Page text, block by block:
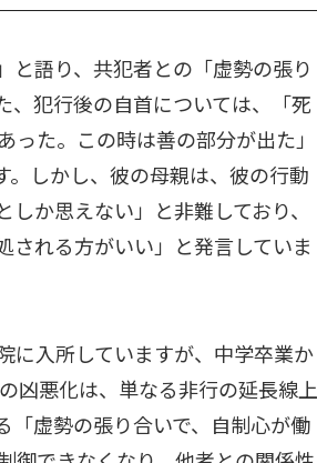
と語り、共犯者との「虚勢の張り
、犯行後の自首については、「死
た。この時は善の部分が出た」
。しかし、彼の母親は、彼の行動
か思えない」と非難しており、
される方がいい」と発言していま
に入所していますが、中学卒業か
凶悪化は、単なる非行の延長線上
「虚勢の張り合いで、自制心が働